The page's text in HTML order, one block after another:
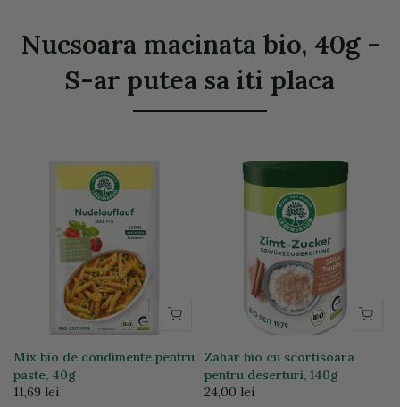
Nucsoara macinata bio, 40g -
S-ar putea sa iti placa
Mix bio de condimente pentru
paste, 40g
11,69 lei
Zahar bio cu scortisoara
pentru deserturi, 140g
24,00 lei